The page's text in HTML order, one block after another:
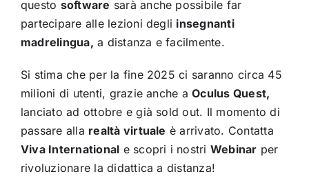
questo software sarà anche possibile far
partecipare alle lezioni degli insegnanti
madrelingua, a distanza e facilmente.
Si stima che per la fine 2025 ci saranno circa 45
milioni di utenti, grazie anche aOculus Quest,
lanciato ad ottobre e già sold out. Il momento di
passare alla realtà virtuale è arrivato. Contatta
Viva International e scopri i nostri Webinar per
rivoluzionare la didattica a distanza!